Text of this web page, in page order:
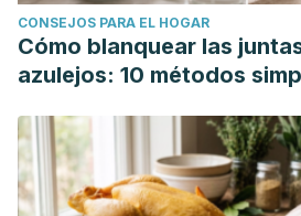
CONSEJOS PARA EL HOGAR
Cómo blanquear las
azulejos: 10 métodos